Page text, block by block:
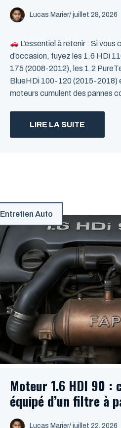
Lucas Marier/ juillet 28, 2026
L’essentiel à retenir : Si
d’occasion, fuyez les 1.6 HDi
175 (2008-2012), les 1.2
BlueHDi 100-120 (2015-2018)
moteurs cumulent des pannes
LIRE LA SUITE
Entretien Auto
Moteur 1.6 HDI 90 :
équipé d’un filtre à
Lucas Marier/ juillet 22, 2026